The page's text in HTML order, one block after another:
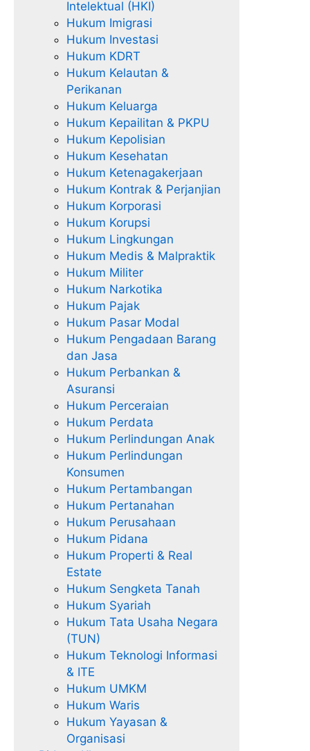
Intelektual (HKI)
Hukum Imigrasi
Hukum Investasi
Hukum KDRT
Hukum Kelautan &
Perikanan
Hukum Keluarga
Hukum Kepailitan & PKPU
Hukum Kepolisian
Hukum Kesehatan
Hukum Ketenagakerjaan
Hukum Kontrak & Perjanjian
Hukum Korporasi
Hukum Korupsi
Hukum Lingkungan
Hukum Medis & Malpraktik
Hukum Militer
Hukum Narkotika
Hukum Pajak
Hukum Pasar Modal
Hukum Pengadaan Barang
dan Jasa
Hukum Perbankan &
Asuransi
Hukum Perceraian
Hukum Perdata
Hukum Perlindungan Anak
Hukum Perlindungan
Konsumen
Hukum Pertambangan
Hukum Pertanahan
Hukum Perusahaan
Hukum Pidana
Hukum Properti & Real
Estate
Hukum Sengketa Tanah
Hukum Syariah
Hukum Tata Usaha Negara
(TUN)
Hukum Teknologi Informasi
& ITE
Hukum UMKM
Hukum Waris
Hukum Yayasan &
Organisasi